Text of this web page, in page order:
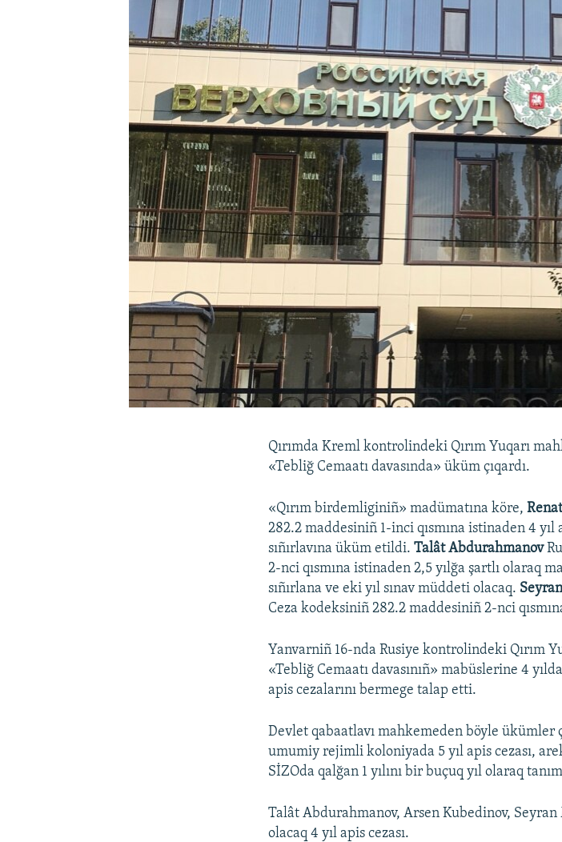
Qırımda Kreml kontrolindeki Qırım Yuqarı
«Tebliğ Cemaatı davasında» üküm çıqardı.
«Qırım birdemliginiñ» madümatına köre,
282.2 maddesiniñ 1-inci qısmına istinaden 4
sıñırlavına üküm etildi. Talât Abdurahmanov
2-nci qısmına istinaden 2,5 yılğa şartlı olaraq
sıñırlana ve eki yıl sınav müddeti olacaq.
Ceza kodeksiniñ 282.2 maddesiniñ 2-nci
Yanvarniñ 16-nda Rusiye kontrolindeki Qırım
«Tebliğ Cemaatı davasınıñ» mabüslerine 4
apis cezalarını bermege talap etti.
Devlet qabaatlavı mahkemeden böyle ükümler
umumiy rejimli koloniyada 5 yıl apis cezası,
SİZOda qalğan 1 yılını bir buçuq yıl olaraq
Talât Abdurahmanov, Arsen Kubedinov, Seyran
olacaq 4 yıl apis cezası.